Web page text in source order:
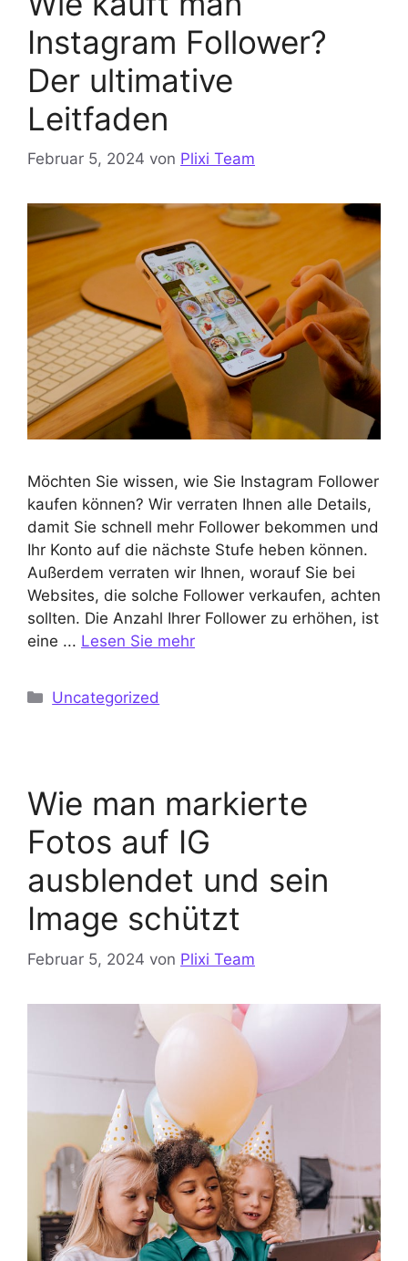
Instagram Follower?
Der ultimative
Leitfaden
Februar 5, 2024 von Plixi Team
Möchten Sie wissen, wie Sie Instagram Follower
kaufen können? Wir verraten Ihnen alle Details,
damit Sie schnell mehr Follower bekommen und
Ihr Konto auf die nächste Stufe heben können.
Außerdem verraten wir Ihnen, worauf Sie bei
Websites, die solche Follower verkaufen, achten
sollten. Die Anzahl Ihrer Follower zu erhöhen, ist
eine ... Lesen Sie mehr
Kategorien
Uncategorized
Wie man markierte
Fotos auf IG
ausblendet und sein
Image schützt
Februar 5, 2024 von Plixi Team